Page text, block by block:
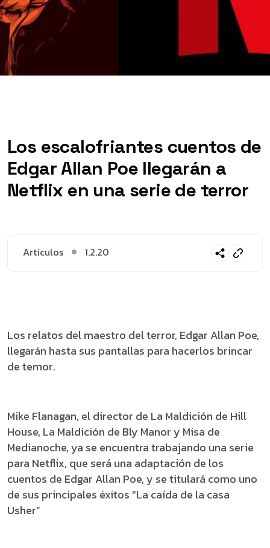
Los escalofriantes cuentos de
Edgar Allan Poe llegarán a
Netflix en una serie de terror
Articulos 1.2.20
Los relatos del maestro del terror, Edgar Allan Poe,
llegarán hasta sus pantallas para hacerlos brincar
de temor.
Mike Flanagan, el director de La Maldición de Hill
House, La Maldición de Bly Manor y Misa de
Medianoche, ya se encuentra trabajando una serie
para Netflix, que será una adaptación de los
cuentos de Edgar Allan Poe, y se titulará como uno
de sus principales éxitos “La caída de la casa
Usher”